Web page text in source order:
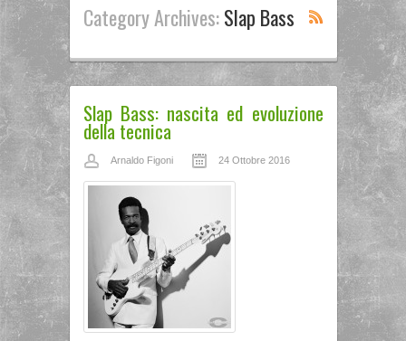
Category Archives:Slap Bass
Slap Bass: nascita ed evoluzione
della tecnica
Arnaldo Figoni 24 Ottobre 2016